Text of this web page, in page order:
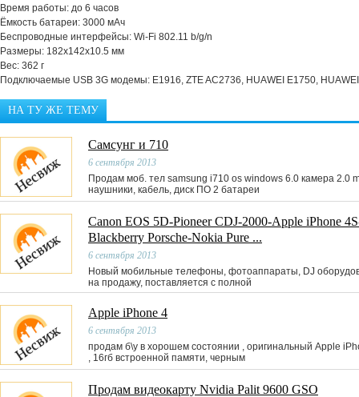
Время работы: до 6 часов
Ёмкость батареи: 3000 мАч
Беспроводные интерфейсы: Wi-Fi 802.11 b/g/n
Размеры: 182x142x10.5 мм
Вес: 362 г
Подключаемые USB 3G модемы: E1916, ZTE AC2736, HUAWEI E1750,
НА ТУ ЖЕ ТЕМУ
Самсунг и 710
6 сентября 2013
Продам моб. тел samsung i710 os windows 6.0 камера 2.0
наушники, кабель, диск ПО 2 батареи
Canon EOS 5D-Pioneer CDJ-2000-Apple iPhone
Blackberry Porsche-Nokia Pure ...
6 сентября 2013
Новый мобильные телефоны, фотоаппараты, DJ
на продажу, поставляется с полной
Apple iPhone 4
6 сентября 2013
продам б\у в хорошем состоянии , оригинальный Apple
, 16гб встроенной памяти, черным
Продам видеокарту Nvidia Palit 9600 GSO